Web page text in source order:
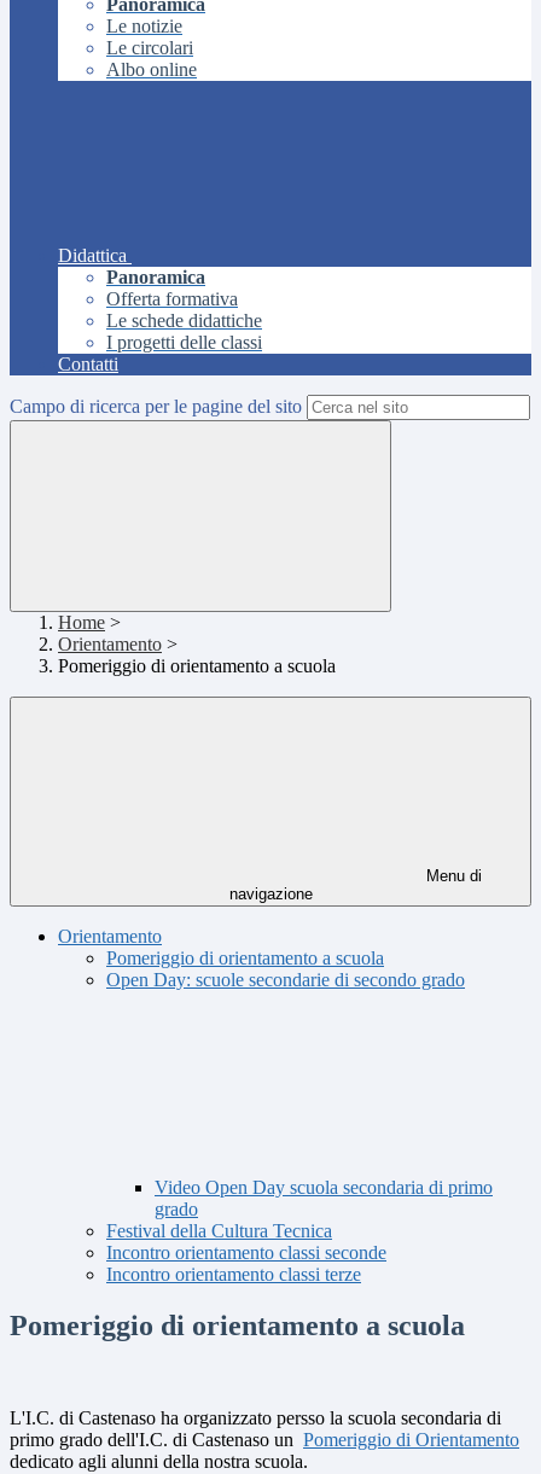
Panoramica
Le notizie
Le circolari
Albo online
Didattica
Panoramica
Offerta formativa
Le schede didattiche
I progetti delle classi
Contatti
Campo di ricerca per le pagine del sito
Home >
Orientamento >
Pomeriggio di orientamento a scuola
Menu di
navigazione
Orientamento
Pomeriggio di orientamento a scuola
Open Day: scuole secondarie di secondo grado
Video Open Day scuola secondaria di primo
grado
Festival della Cultura Tecnica
Incontro orientamento classi seconde
Incontro orientamento classi terze
Pomeriggio di orientamento a scuola
L'I.C. di Castenaso ha organizzato persso la scuola secondaria di
primo grado dell'I.C. di Castenaso un Pomeriggio di Orientamento
dedicato agli alunni della nostra scuola.